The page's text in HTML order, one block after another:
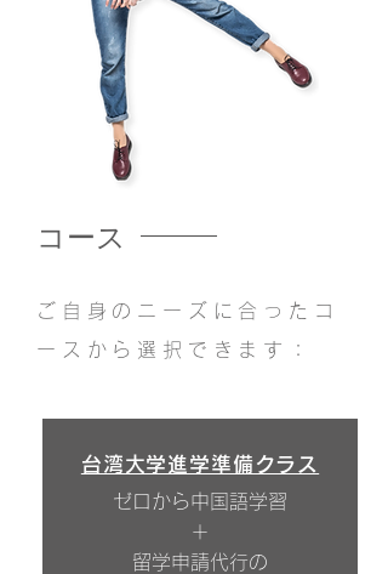
​コース
ご自身のニーズに合ったコ
ースから選択できます：
台湾大学進学準備クラス
ゼロから中国語学習
＋
留学申請代行の